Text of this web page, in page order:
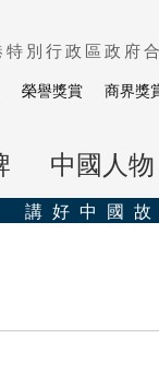
特別行政區政府
榮譽獎賞 商界獎
中國人物
講好中國